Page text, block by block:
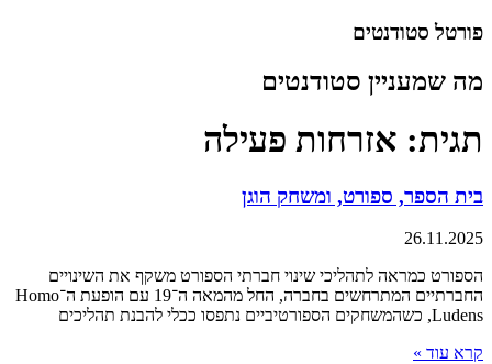
דלג
פורטל סטודנטים
מה שמעניין סטודנטים
תגית: אזרחות פעילה
בית הספר, ספורט, ומשחק הוגן
26.11.2025
הספורט כמראה לתהליכי שינוי חברתי הספורט משקף את השינויים
החברתיים המתרחשים בחברה, החל מהמאה ה־19 עם הופעת ה־Homo
Ludens, כשהמשחקים הספורטיביים נתפסו ככלי להבנת תהליכים
קרא עוד »